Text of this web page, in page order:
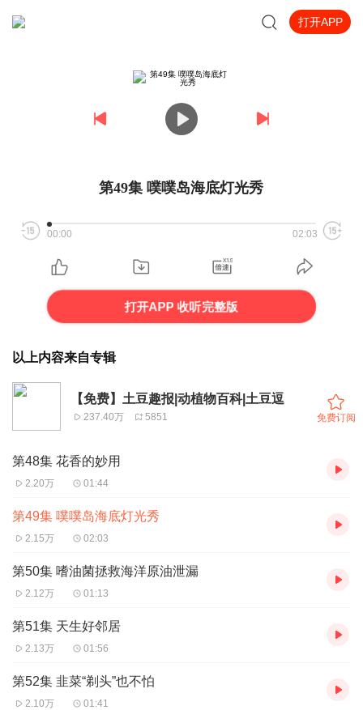
打开APP
第49集 噗噗岛海底灯光秀
00:00 02:03
打开APP 收听完整版
以上内容来自专辑
【免费】土豆趣报|动植物百科|土豆逗
237.40万 5851 免费订阅
第48集 花香的妙用
2.20万 01:44
第49集 噗噗岛海底灯光秀
2.15万 02:03
第50集 嗜油菌拯救海洋原油泄漏
2.12万 01:13
第51集 天生好邻居
2.13万 01:56
第52集 韭菜“剃头”也不怕
2.10万 01:41